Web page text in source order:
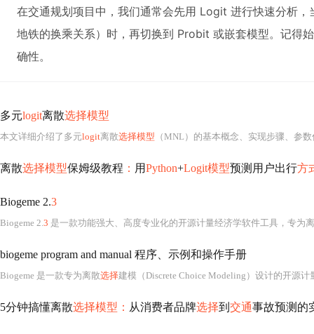
在交通规划项目中，我们通常会先用 Logit 进行快速分析
地铁的换乘关系）时，再切换到 Probit 或嵌套模型。记得
确性。
多元logit离散选择模型
本文详细介绍了多元logit离散选择模型 （MNL）的基本概念、实现步骤、参
离散选择模型保姆级教程 ： 用Python+Logit模型预测用户出行方
Biogeme 2.3
Biogeme 2.3 是一款功能强大、高度专业化的开源计量经济学软件工具，专为
biogeme program and manual 程序、示例和操作手册
Biogeme 是一款专为离散选择建模（Discrete Choice Modeling）设计的开源
5分钟搞懂离散选择模型： 从消费者品牌选择到 交通事故预测的